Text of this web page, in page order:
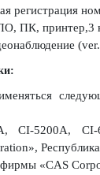
регистрация
ПК, принтер,3
CI-5200А,
«CAS